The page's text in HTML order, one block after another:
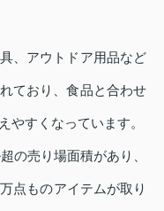
、アウトドア用品など
ており、食品と合わせ
やすくなっています。
の売り場面積があり、
点ものアイテムが取り